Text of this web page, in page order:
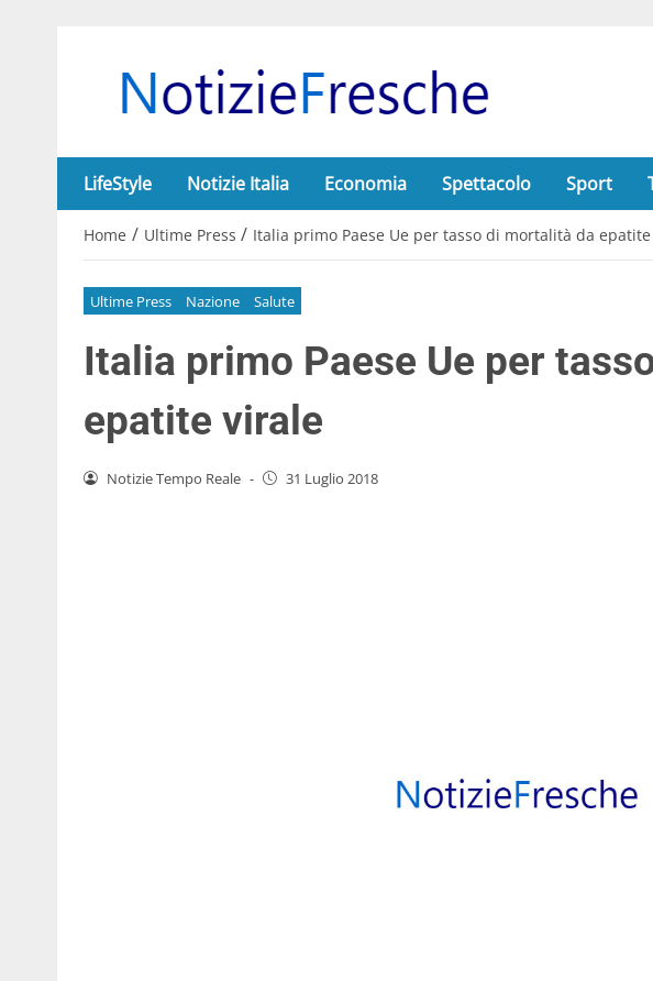
LifeStyle Notizie Italia Economia Spettacolo Sport
Home / Ultime Press / Italia primo Paese Ue per tasso di mortalità da
Ultime Press Nazione Salute
Italia primo Paese Ue per
epatite virale
Notizie Tempo Reale - 31 Luglio 2018